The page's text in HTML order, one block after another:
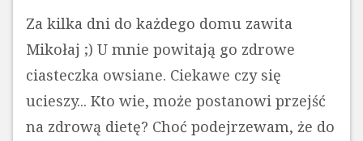
Za kilka dni do każdego domu zawita
Mikołaj ;) U mnie powitają go zdrowe
ciasteczka owsiane. Ciekawe czy się
ucieszy... Kto wie, może postanowi przejść
na zdrową dietę? Choć podejrzewam, że do